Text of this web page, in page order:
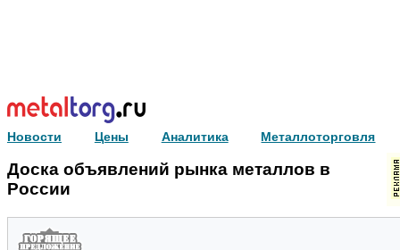
Новости Цены Аналитика Металлоторговля
Доска объявлений рынка металлов в
России